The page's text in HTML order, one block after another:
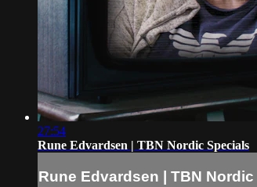
27:54
Rune Edvardsen | TBN Nordic Specials
Rune Edvardsen | TBN